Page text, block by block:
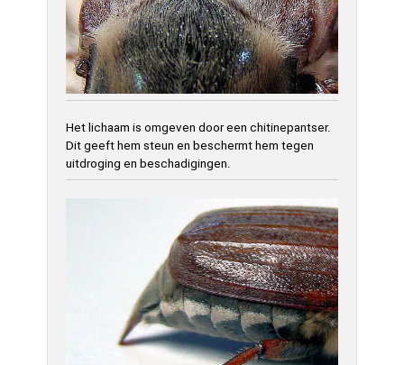
Het lichaam is omgeven door een chitinepantser.
Dit geeft hem steun en beschermt hem tegen
uitdroging en beschadigingen.